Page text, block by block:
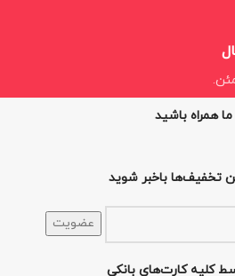
ما همراه باشید
تخفیف‌ها باخبر شوید
کلیه کارت‌های بانکی